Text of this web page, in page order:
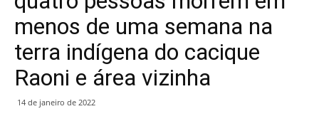
menos de uma semana na
terra indígena do cacique
Raoni e área vizinha
14 de janeiro de 2022